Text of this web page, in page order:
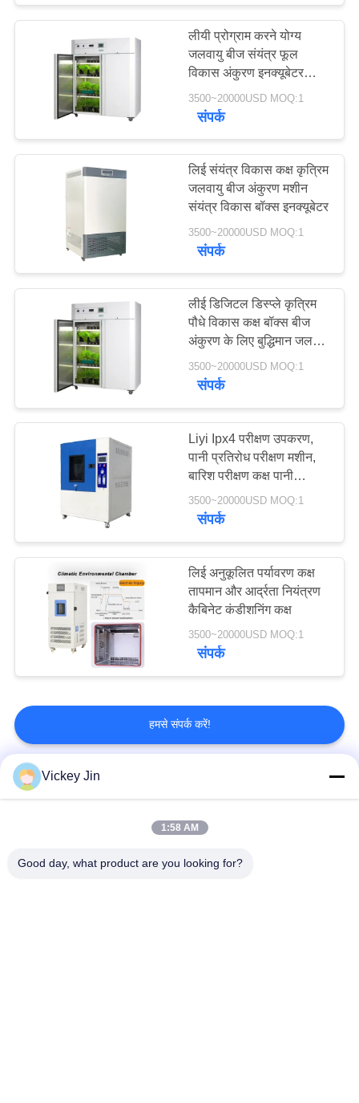
ड्रग स्टेबिलिटी टेस्ट चैंबर
4
बैटरी परीक्षण कक्ष
20
लीयी प्रोग्राम करने योग्य
जलवायु बीज संयंत्र फूल
विकास अंकुरण इनक्यूबेटर
पर्यावरण कक्ष
3500~20000USD MOQ:1
संपर्क
लिई संयंत्र विकास कक्ष कृत्रिम
जलवायु बीज अंकुरण मशीन
संयंत्र विकास बॉक्स इनक्यूबेटर
3500~20000USD MOQ:1
संपर्क
लीई डिजिटल डिस्प्ले कृत्रिम
पौधे विकास कक्ष बॉक्स बीज
अंकुरण के लिए बुद्धिमान जलवायु
इनक्यूबेटर
3500~20000USD MOQ:1
संपर्क
Liyi Ipx4 परीक्षण उपकरण,
पानी प्रतिरोध परीक्षण मशीन,
बारिश परीक्षण कक्ष पानी
छिड़काव प्रतिरोध परीक्षण
उपकरण
3500~20000USD MOQ:1
संपर्क
लिई अनुकूलित पर्यावरण कक्ष
तापमान और आर्द्रता नियंत्रण
कैबिनेट कंडीशनिंग कक्ष
3500~20000USD MOQ:1
संपर्क
हमसे संपर्क करें!
लोकप्रिय श्रेणियां
Vickey Jin
1:58 AM
Good day, what product are you looking for?